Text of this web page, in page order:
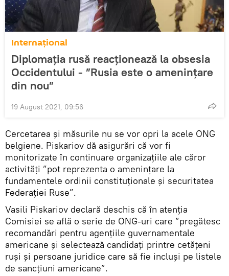
Internaţional
Diplomația rusă reacționează la obsesia
Occidentului - ”Rusia este o amenințare
din nou”
19 August 2021, 09:56
Cercetarea și măsurile nu se vor opri la acele ONG
belgiene. Piskariov dă asigurări că vor fi
monitorizate în continuare organizațiile ale căror
activități ”pot reprezenta o amenințare la
fundamentele ordinii constituționale și securitatea
Federației Ruse”.
Vasili Piskariov declară deschis că în atenția
Comisiei se află o serie de ONG-uri care ”pregătesc
recomandări pentru agențiile guvernamentale
americane și selectează candidați printre cetățeni
ruși și persoane juridice care să fie incluși pe listele
de sancțiuni americane”.